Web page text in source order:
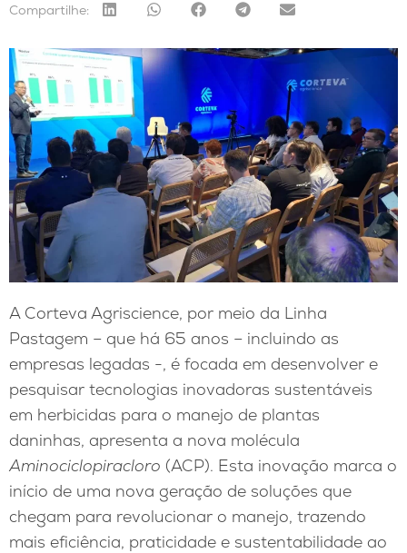
Compartilhe:
A Corteva Agriscience, por meio da Linha
Pastagem – que há 65 anos – incluindo as
empresas legadas -, é focada em desenvolver e
pesquisar tecnologias inovadoras sustentáveis
em herbicidas para o manejo de plantas
daninhas, apresenta a nova molécula
Aminociclopiracloro (ACP). Esta inovação marca o
início de uma nova geração de soluções que
chegam para revolucionar o manejo, trazendo
mais eficiência, praticidade e sustentabilidade ao